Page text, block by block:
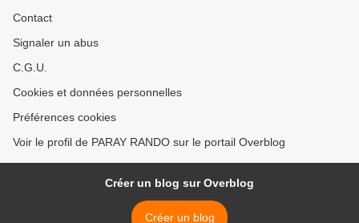
Contact
Signaler un abus
C.G.U.
Cookies et données personnelles
Préférences cookies
Voir le profil de PARAY RANDO sur le portail Overblog
Créer un blog sur Overblog
Créer un blog